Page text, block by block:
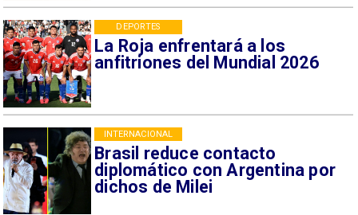
La Roja enfrentará a los
anfitriones del Mundial 2026
DEPORTES
Brasil reduce contacto
diplomático con Argentina por
dichos de Milei
INTERNACIONAL